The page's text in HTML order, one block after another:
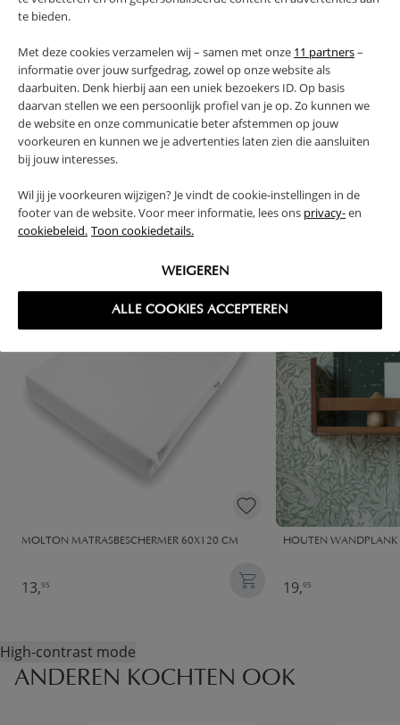
te bieden.
Met deze cookies verzamelen wij – samen met onze 11 partners–
informatie over jouw surfgedrag, zowel op onze website als
daarbuiten. Denk hierbij aan een uniek bezoekers ID. Op basis
daarvan stellen we een persoonlijk profiel van je op. Zo kunnen we
de website en onze communicatie beter afstemmen op jouw
voorkeuren en kunnen we je advertenties laten zien die aansluiten
bij jouw interesses.
Wil jij je voorkeuren wijzigen? Je vindt de cookie-instellingen in de
footer van de website. Voor meer informatie, lees ons privacy-en
cookiebeleid. Toon cookiedetails.
WEIGEREN
ALLE COOKIES ACCEPTEREN
FAQ
RETOUREN
High-contrast mode
VAAK SAMEN GEKOCHT
MOLTON MATRASBESCHERMER​ 60X120 CM
13,95
HOUTEN
19,95
High-contrast mode
ANDEREN KOCHTEN OOK